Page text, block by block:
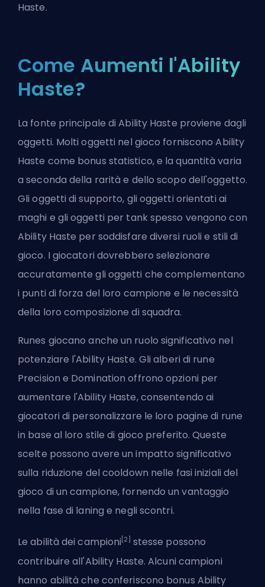
Haste.
Come Aumenti l'Ability
Haste?
La fonte principale di Ability Haste proviene dagli
oggetti. Molti oggetti nel gioco forniscono Ability
Haste come bonus statistico, e la quantità varia
a seconda della rarità e dello scopo dell'oggetto.
Gli oggetti di supporto, gli oggetti orientati ai
maghi e gli oggetti per tank spesso vengono con
Ability Haste per soddisfare diversi ruoli e stili di
gioco. I giocatori dovrebbero selezionare
accuratamente gli oggetti che complementano
i punti di forza del loro campione e le necessità
della loro composizione di squadra.
Runes giocano anche un ruolo significativo nel
potenziare l'Ability Haste. Gli alberi di rune
Precision e Domination offrono opzioni per
aumentare l'Ability Haste, consentendo ai
giocatori di personalizzare le loro pagine di rune
in base al loro stile di gioco preferito. Queste
scelte possono avere un impatto significativo
sulla riduzione del cooldown nelle fasi iniziali del
gioco di un campione, fornendo un vantaggio
nella fase di laning e negli scontri.
Le abilità dei campioni [2]
stesse possono
contribuire all'Ability Haste. Alcuni campioni
hanno abilità che conferiscono bonus Ability